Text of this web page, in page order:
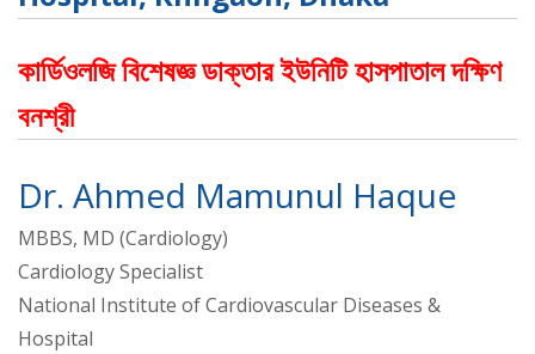
কার্ডিওলজি বিশেষজ্ঞ ডাক্তার ইউনিটি হাসপাতাল দক্ষিণ
বনশ্রী
Dr. Ahmed Mamunul Haque
MBBS, MD (Cardiology)
Cardiology Specialist
National Institute of Cardiovascular Diseases &
Hospital